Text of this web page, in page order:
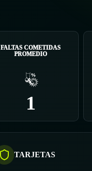
FALTAS COMETIDAS
PROMEDIO
1
TARJETAS